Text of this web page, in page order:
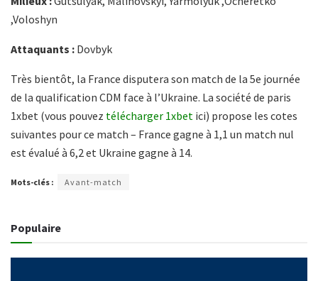
,Voloshyn
Attaquants : Dovbyk
Très bientôt, la France disputera son match de la 5e journée
de la qualification CDM face à l’Ukraine. La société de paris
1xbet (vous pouvez télécharger 1xbet ici) propose les cotes
suivantes pour ce match – France gagne à 1,1 un match nul
est évalué à 6,2 et Ukraine gagne à 14.
Mots-clés : Avant-match
Populaire